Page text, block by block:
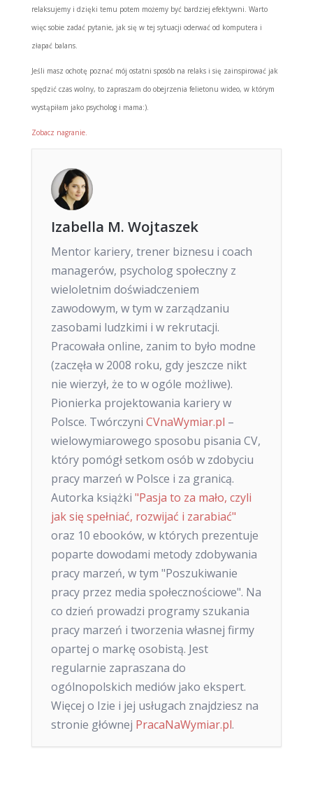
relaksujemy i dzięki temu potem możemy być bardziej efektywni. Warto
więc sobie zadać pytanie, jak się w tej sytuacji oderwać od komputera i
złapać balans.
Jeśli masz ochotę poznać mój ostatni sposób na relaks i się zainspirować jak
spędzić czas wolny, to zapraszam do obejrzenia felietonu wideo, w którym
wystąpiłam jako psycholog i mama:).
Zobacz nagranie.
Izabella M. Wojtaszek
Mentor kariery, trener biznesu i coach
managerów, psycholog społeczny z
wieloletnim doświadczeniem
zawodowym, w tym w zarządzaniu
zasobami ludzkimi i w rekrutacji.
Pracowała online, zanim to było modne
(zaczęła w 2008 roku, gdy jeszcze nikt
nie wierzył, że to w ogóle możliwe).
Pionierka projektowania kariery w
Polsce. Twórczyni CVnaWymiar.pl –
wielowymiarowego sposobu pisania CV,
który pomógł setkom osób w zdobyciu
pracy marzeń w Polsce i za granicą.
Autorka książki "Pasja to za mało, czyli
jak się spełniać, rozwijać i zarabiać"
oraz 10 ebooków, w których prezentuje
poparte dowodami metody zdobywania
pracy marzeń, w tym "Poszukiwanie
pracy przez media społecznościowe". Na
co dzień prowadzi programy szukania
pracy marzeń i tworzenia własnej firmy
opartej o markę osobistą. Jest
regularnie zapraszana do
ogólnopolskich mediów jako ekspert.
Więcej o Izie i jej usługach znajdziesz na
stronie głównej PracaNaWymiar.pl.